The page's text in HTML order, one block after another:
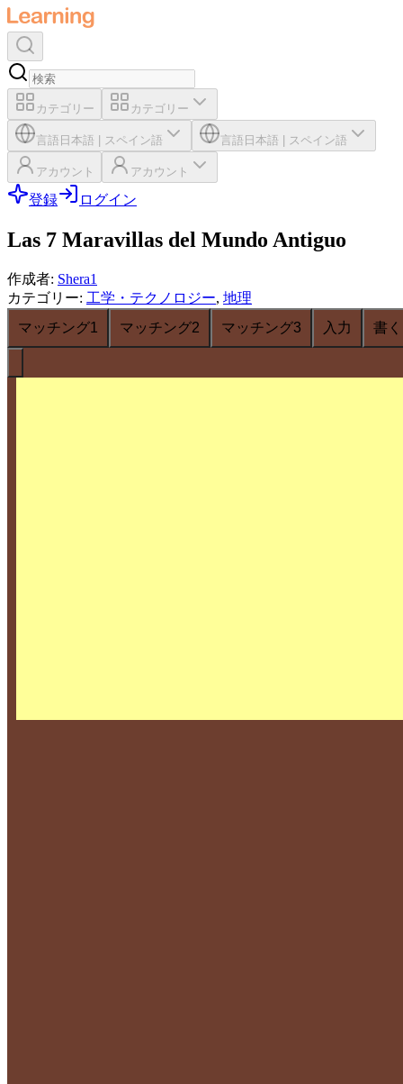
カテゴリー カテゴリー
言語 日本語 スペイン語 言語 日本語 スペイン語
アカウント アカウント
登録 ログイン
Las 7 Maravillas del Mundo Antiguo
作成者: Shera1
カテゴリー: 工学・テクノロジー, 地理
マッチング1
マッチング2 マッチング3 入力 書く